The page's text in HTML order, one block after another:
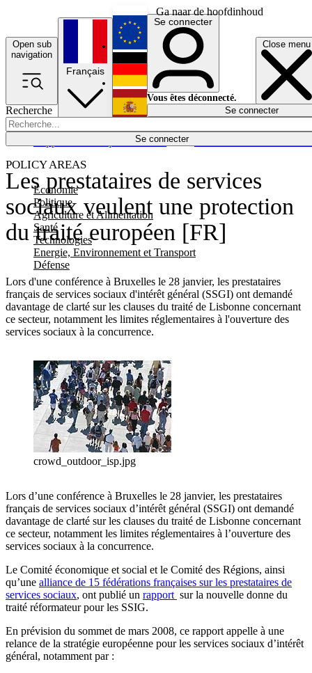
Ga naar de hoofdinhoud
Open sub
navigation
Close menu
Recherche
Se connecter
POLICY AREAS
Economie
Politique
Agriculture et Alimentation
Santé
Technologies
Energie, Environnement et Transport
Défense
Économie
Français
English
Deutsch
Español
Se connecter
Vous êtes déconnecté.
Se connecter
Les prestataires de services
sociaux veulent une protection
du traité européen [FR]
Lors d'une conférence à Bruxelles le 28 janvier, les prestataires
français de services sociaux d'intérêt général (SSGI) ont demandé
davantage de clarté sur les clauses du traité de Lisbonne concernant
ce secteur, notamment les limites réglementaires à l'ouverture des
services sociaux à la concurrence.
crowd_outdoor_isp.jpg
Lors d’une conférence à Bruxelles le 28 janvier, les prestataires
français de services sociaux d’intérêt général (SSGI) ont demandé
davantage de clarté sur les clauses du traité de Lisbonne concernant
ce secteur, notamment les limites réglementaires à l’ouverture des
services sociaux à la concurrence.
Le Comité économique et social et le Comité des Régions, ainsi
qu’une alliance de 15 fédérations françaises sur les prestataires de
services sociaux, ont publié un rapport sur la nouvelle donne du
traité réformateur pour les SSIG.
En prévision du sommet de mars 2008, ce rapport appelle à une
relance de la stratégie européenne pour les services sociaux d’intérêt
général, notamment par :